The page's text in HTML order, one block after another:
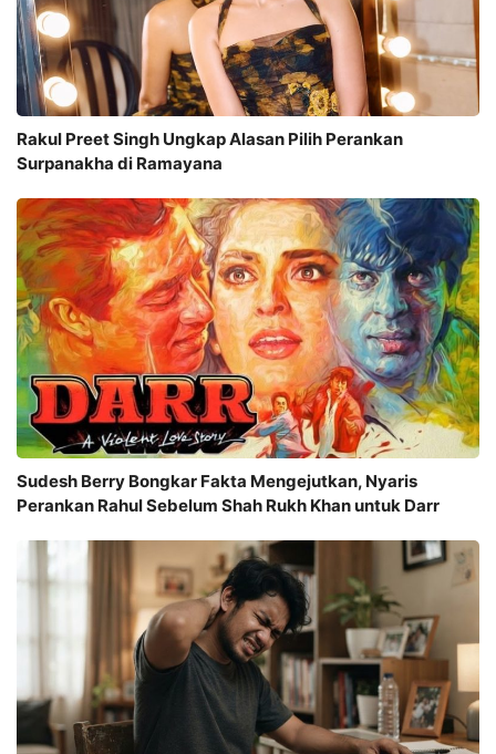
Rakul Preet Singh Ungkap Alasan Pilih Perankan
Surpanakha di Ramayana
Sudesh Berry Bongkar Fakta Mengejutkan, Nyaris
Perankan Rahul Sebelum Shah Rukh Khan untuk Darr